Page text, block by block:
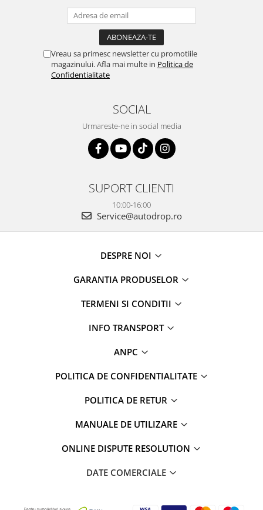
Vreau sa primesc newsletter cu promotiile
magazinului. Afla mai multe in Politica de
Confidentialitate
SOCIAL
Urmareste-ne in social media
SUPORT CLIENTI
10:00-16:00
Service@autodrop.ro
DESPRE NOI
GARANTIA PRODUSELOR
TERMENI SI CONDITII
INFO TRANSPORT
ANPC
POLITICA DE CONFIDENTIALITATE
POLITICA DE RETUR
MANUALE DE UTILIZARE
ONLINE DISPUTE RESOLUTION
DATE COMERCIALE